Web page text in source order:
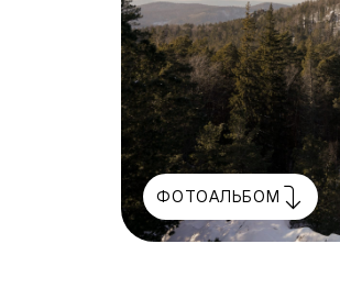
ФОТОАЛЬБОМ